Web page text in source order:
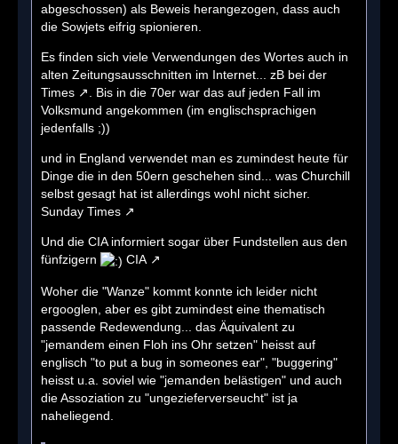
abgeschossen) als Beweis herangezogen, dass auch
die Sowjets eifrig spionieren.
Es finden sich viele Verwendungen des Wortes auch in
alten Zeitungsausschnitten im Internet... zB bei der
Times
. Bis in die 70er war das auf jeden Fall im
Volksmund angekommen (im englischsprachigen
jedenfalls ;))
und in England verwendet man es zumindest heute für
Dinge die in den 50ern geschehen sind... was Churchill
selbst gesagt hat ist allerdings wohl nicht sicher.
Sunday Times
Und die CIA informiert sogar über Fundstellen aus den
fünfzigern
CIA
Woher die "Wanze" kommt konnte ich leider nicht
ergooglen, aber es gibt zumindest eine thematisch
passende Redewendung... das Äquivalent zu
"jemandem einen Floh ins Ohr setzen" heisst auf
englisch "to put a bug in someones ear", "buggering"
heisst u.a. soviel wie "jemanden belästigen" und auch
die Assoziation zu "ungezieferverseucht" ist ja
naheliegend.